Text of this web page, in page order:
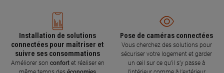
Installation de solutions
connectées pour maîtriser et
suivre ses consommations
Améliorer son confort et réaliser en
Pose de caméras connectées
Vous cherchez des solutions pour
sécuriser votre logement et garder
un œil sur ce qu’il s’y passe à